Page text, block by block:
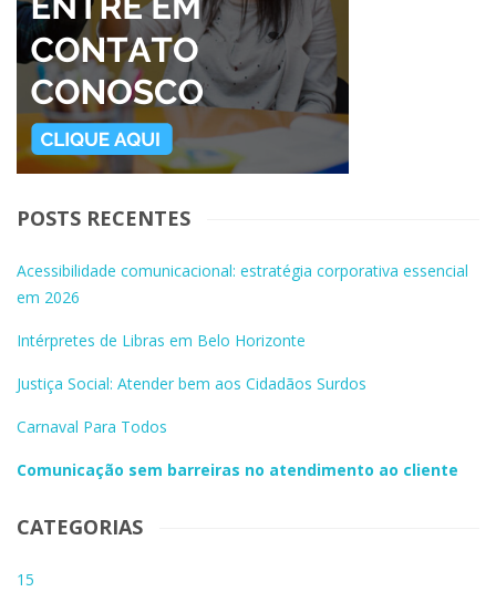
POSTS RECENTES
Acessibilidade comunicacional: estratégia corporativa essencial
em 2026
Intérpretes de Libras em Belo Horizonte
Justiça Social: Atender bem aos Cidadãos Surdos
Carnaval Para Todos
Comunicação sem barreiras no atendimento ao cliente
CATEGORIAS
15